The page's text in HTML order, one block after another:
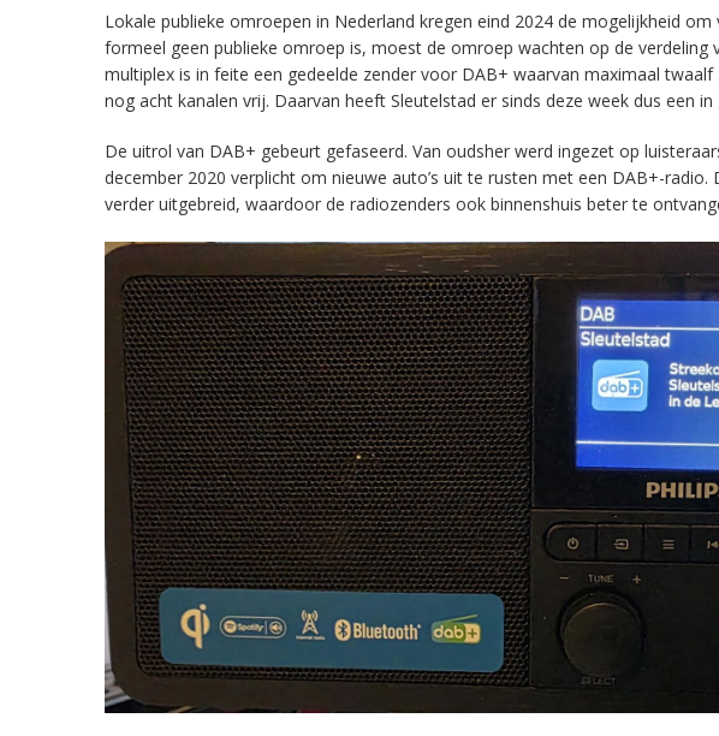
Lokale publieke omroepen in Nederland kregen eind 2024 de mogelijkheid
formeel geen publieke omroep is, moest de omroep wachten op de verdeling
multiplex is in feite een gedeelde zender voor DAB+ waarvan maximaal
nog acht kanalen vrij. Daarvan heeft Sleutelstad er sinds deze week dus een in
De uitrol van DAB+ gebeurt gefaseerd. Van oudsher werd ingezet op
december 2020 verplicht om nieuwe auto’s uit te rusten met een DAB+-
verder uitgebreid, waardoor de radiozenders ook binnenshuis beter te